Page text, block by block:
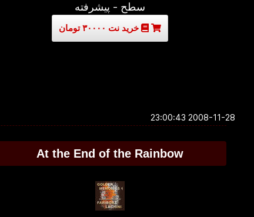
سطح - پیشرفته
خرید نت ۳۰۰۰۰ تومان
2008-11-28 23:00:43
At the End of the Rainbow